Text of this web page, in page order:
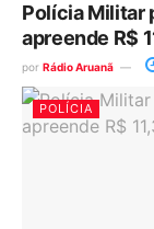
Polícia Militar
apreende R$
por Rádio Aruanã
POLÍCIA